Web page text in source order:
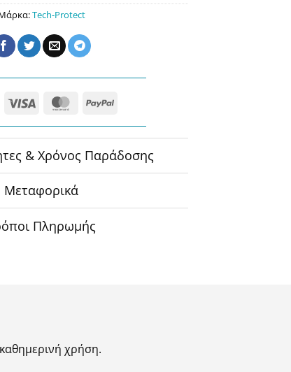
Tech-Protect
Credit Visa MasterCard
PayPal
& Χρόνος Παράδοσης
Μεταφορικά
Πληρωμής
χρήση.